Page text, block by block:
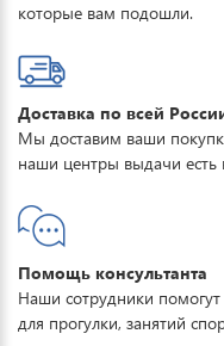
которые вам подошли.
Доставка по всей
Мы доставим ваши
наши центры выдачи есть
Помощь консультанта
Наши сотрудники
для прогулки, занятий